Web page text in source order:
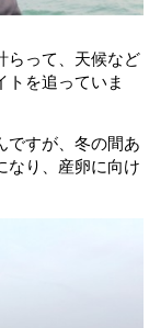
らって、天候など
トを追っていま
ですが、冬の間あ
なり、産卵に向け